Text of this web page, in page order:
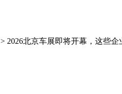
> 2026北京车展即将开幕，这些